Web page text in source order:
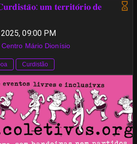
𝐮𝐦 𝐭𝐞𝐫𝐫𝐢𝐭𝐨́𝐫𝐢𝐨 𝐝𝐞
09:00 PM
Mário Dionísio
Curdistão